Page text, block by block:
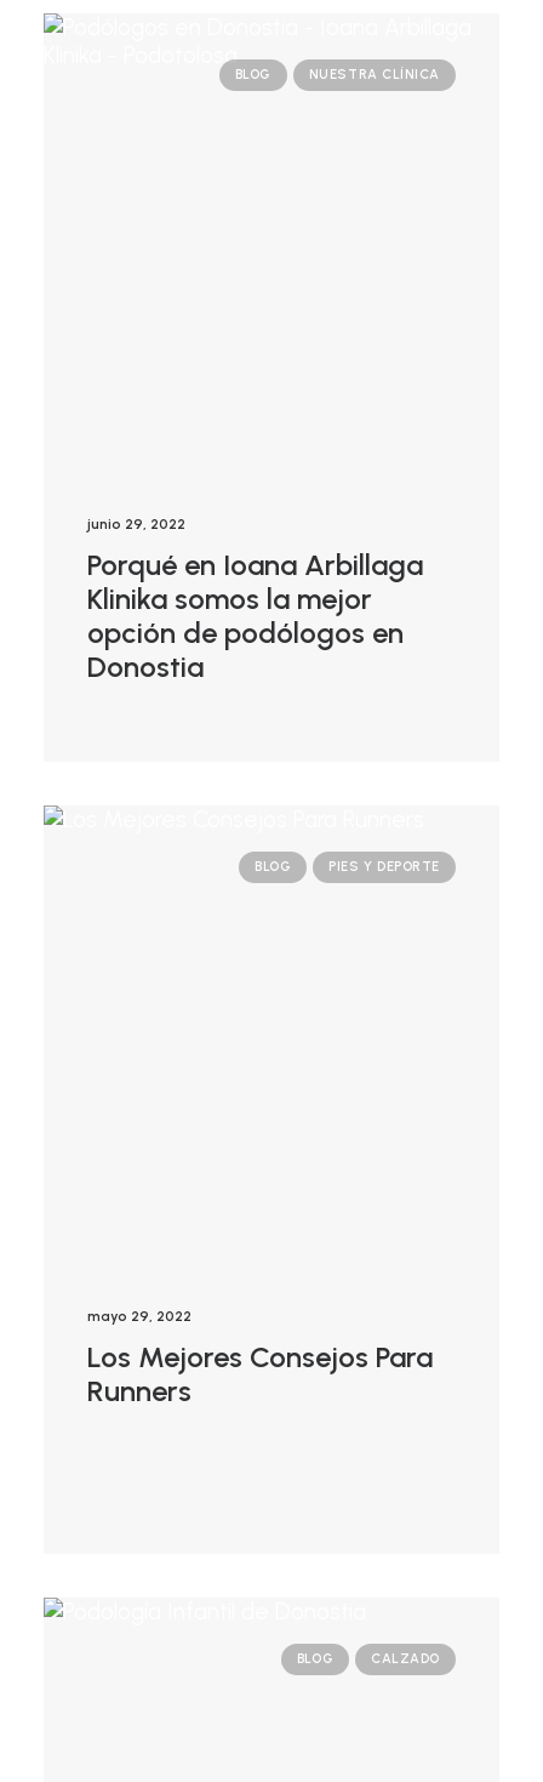
BLOG NUESTRA CLÍNICA
junio 29, 2022
Porqué en Ioana Arbillaga
Klinika somos la mejor
opción de podólogos en
Donostia
BLOG PIES Y DEPORTE
mayo 29, 2022
Los Mejores Consejos Para
Runners
BLOG CALZADO